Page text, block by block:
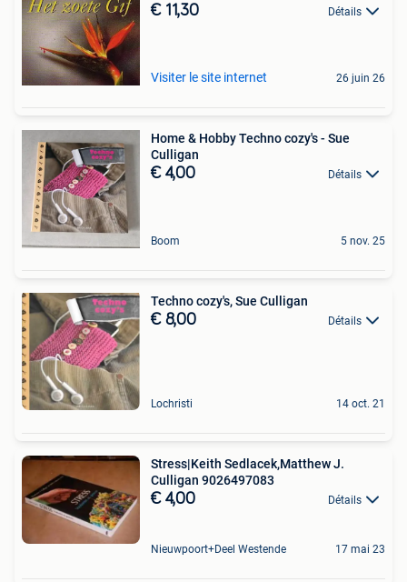
€ 11,30 Détails
Visiter le site internet 26 juin 26
Home & Hobby Techno cozy's - Sue
Culligan
€ 4,00 Détails
Boom 5 nov. 25
Techno cozy's, Sue Culligan
€ 8,00 Détails
Lochristi 14 oct. 21
Stress|Keith Sedlacek,Matthew J.
Culligan 9026497083
€ 4,00 Détails
Nieuwpoort+Deel Westende 17 mai 23